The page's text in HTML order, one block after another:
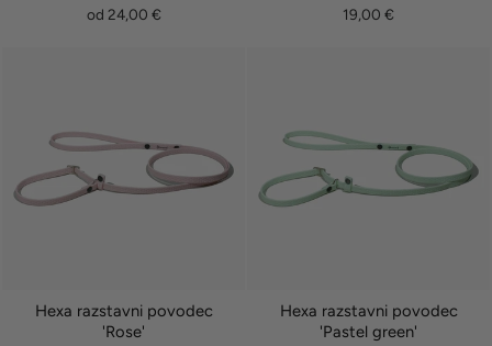
od 24,00 € 19,00 €
Hexa razstavni povodec
'Rose'
Hexa razstavni povodec
'Pastel green'